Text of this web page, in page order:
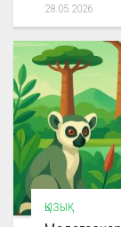
28.05.2026
ҚЫЗЫҚ